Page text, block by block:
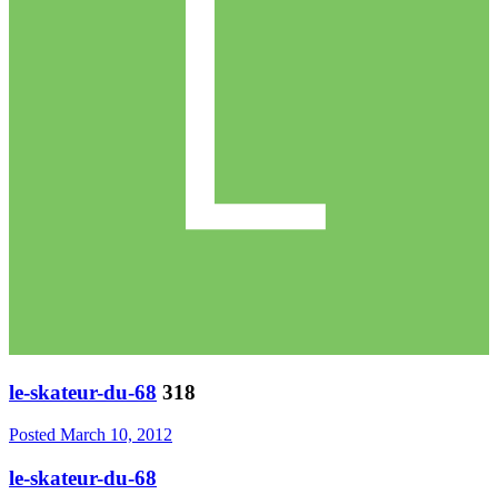
le-skateur-du-68 318
Posted March 10, 2012
le-skateur-du-68